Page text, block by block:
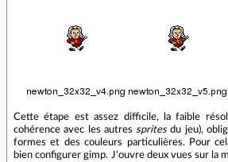
Cette étape est assez difficile, la faible
cohérence avec les autresspritesdu jeu),
formes et des couleurs particulières. Pour
bien configurer gimp. J'ouvre deux vues sur la